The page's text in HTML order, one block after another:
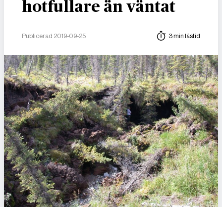
hotfullare än väntat
Publicerad 2019-09-25 3 min lästid